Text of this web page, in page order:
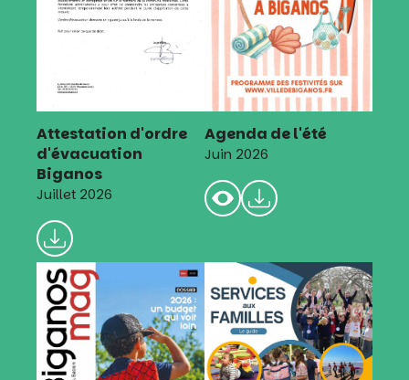
Attestation d'ordre
d'évacuation
Biganos
Juillet 2026
Agenda de l'été
Juin 2026